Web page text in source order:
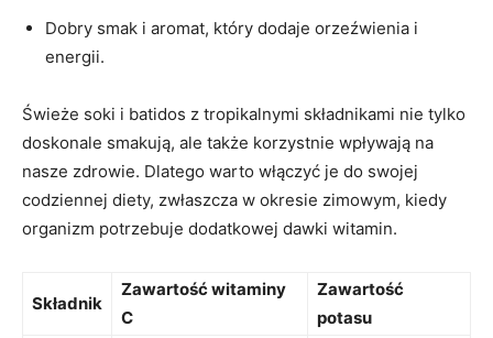
Dobry smak​ i aromat,‌ który dodaje orzeźwienia i
‌energii.
Świeże soki i ⁣batidos z tropikalnymi składnikami nie tylko
doskonale smakują, ale także ‍korzystnie wpływają na
nasze‌ zdrowie. Dlatego warto‍ włączyć je do swojej
codziennej⁣ diety, zwłaszcza w okresie zimowym, kiedy
organizm​ potrzebuje dodatkowej dawki witamin.
Składnik
Zawartość witaminy
C
Zawartość
potasu